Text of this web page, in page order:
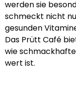
werden sie
schmeckt nicht
gesunden
Das Prütt Café
wie
wert ist.